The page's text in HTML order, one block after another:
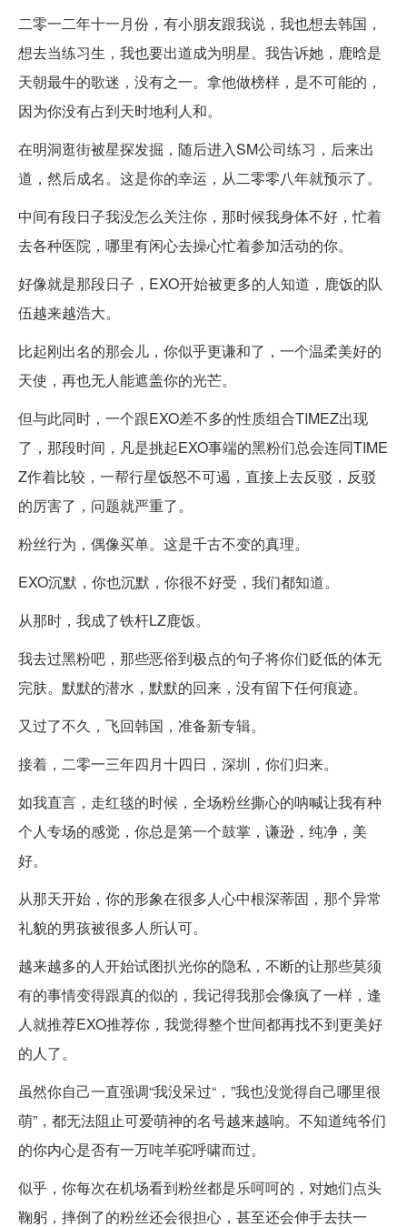
二零一二年十一月份，有小朋友跟我说，我也想去韩国，
想去当练习生，我也要出道成为明星。我告诉她，鹿晗是
天朝最牛的歌迷，没有之一。拿他做榜样，是不可能的，
因为你没有占到天时地利人和。
在明洞逛街被星探发掘，随后进入SM公司练习，后来出
道，然后成名。这是你的幸运，从二零零八年就预示了。
中间有段日子我没怎么关注你，那时候我身体不好，忙着
去各种医院，哪里有闲心去操心忙着参加活动的你。
好像就是那段日子，EXO开始被更多的人知道，鹿饭的队
伍越来越浩大。
比起刚出名的那会儿，你似乎更谦和了，一个温柔美好的
天使，再也无人能遮盖你的光芒。
但与此同时，一个跟EXO差不多的性质组合TIMEZ出现
了，那段时间，凡是挑起EXO事端的黑粉们总会连同TIME
Z作着比较，一帮行星饭怒不可遏，直接上去反驳，反驳
的厉害了，问题就严重了。
粉丝行为，偶像买单。这是千古不变的真理。
EXO沉默，你也沉默，你很不好受，我们都知道。
从那时，我成了铁杆LZ鹿饭。
我去过黑粉吧，那些恶俗到极点的句子将你们贬低的体无
完肤。默默的潜水，默默的回来，没有留下任何痕迹。
又过了不久，飞回韩国，准备新专辑。
接着，二零一三年四月十四日，深圳，你们归来。
如我直言，走红毯的时候，全场粉丝撕心的呐喊让我有种
个人专场的感觉，你总是第一个鼓掌，谦逊，纯净，美
好。
从那天开始，你的形象在很多人心中根深蒂固，那个异常
礼貌的男孩被很多人所认可。
越来越多的人开始试图扒光你的隐私，不断的让那些莫须
有的事情变得跟真的似的，我记得我那会像疯了一样，逢
人就推荐EXO推荐你，我觉得整个世间都再找不到更美好
的人了。
虽然你自己一直强调“我没呆过“，”我也没觉得自己哪里很
萌”，都无法阻止可爱萌神的名号越来越响。不知道纯爷们
的你内心是否有一万吨羊驼呼啸而过。
似乎，你每次在机场看到粉丝都是乐呵呵的，对她们点头
鞠躬，摔倒了的粉丝还会很担心，甚至还会伸手去扶一